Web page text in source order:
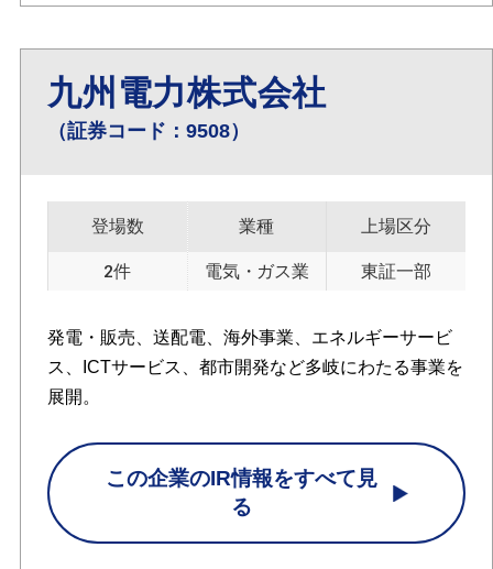
九州電力株式会社
（証券コード：9508）
登場数
2件
業種
電気・ガス業
上場区分
東証一部
発電・販売、送配電、海外事業、エネルギーサービ
ス、ICTサービス、都市開発など多岐にわたる事業を
展開。
この企業のIR情報をすべて見
る